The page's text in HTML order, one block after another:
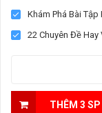
Khám Phá Bài Tập
22 Chuyên Đề Hay
THÊM 3 SP